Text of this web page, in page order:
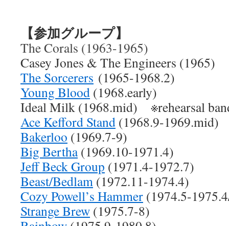
【参加グループ】
The Corals (1963-1965)
Casey Jones & The Engineers (1965)
The Sorcerers (1965-1968.2)
Young Blood (1968.early)
Ideal Milk (1968.mid) ※rehearsal
Ace Kefford Stand (1968.9-1969.mid)
Bakerloo (1969.7-9)
Big Bertha(1969.10-1971.4)
Jeff Beck Group (1971.4-1972.7)
Beast/Bedlam (1972.11-1974.4)
Cozy Powell’s Hammer (1974.5-
Strange Brew (1975.7-8)